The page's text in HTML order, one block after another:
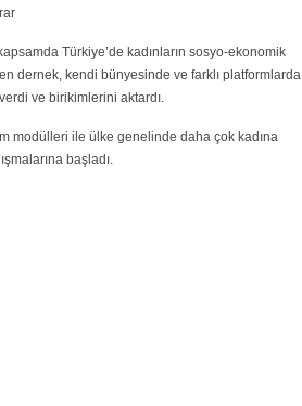
Türkiye’de kadınların sosyo-ekonomik
dernek, kendi bünyesinde ve farklı platformlarda
ve birikimlerini aktardı.
modülleri ile ülke genelinde daha çok kadına
başladı.